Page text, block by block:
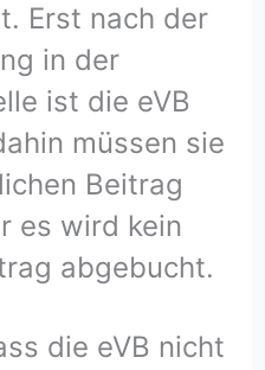
Erst nach der
in der
ist die eVB
müssen sie
Beitrag
es wird kein
abgebucht.
die eVB nicht